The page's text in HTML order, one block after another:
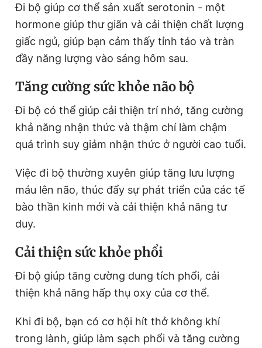
Đi bộ giúp cơ thể sản xuất serotonin - một
hormone giúp thư giãn và cải thiện chất lượng
giấc ngủ, giúp bạn cảm thấy tỉnh táo và tràn
đầy năng lượng vào sáng hôm sau.
Tăng cường sức khỏe não bộ
Đi bộ có thể giúp cải thiện trí nhớ, tăng cường
khả năng nhận thức và thậm chí làm chậm
quá trình suy giảm nhận thức ở người cao tuổi.
Việc đi bộ thường xuyên giúp tăng lưu lượng
máu lên não, thúc đẩy sự phát triển của các tế
bào thần kinh mới và cải thiện khả năng tư
duy.
Cải thiện sức khỏe phổi
Đi bộ giúp tăng cường dung tích phổi, cải
thiện khả năng hấp thụ oxy của cơ thể.
Khi đi bộ, bạn có cơ hội hít thở không khí
trong lành, giúp làm sạch phổi và tăng cường